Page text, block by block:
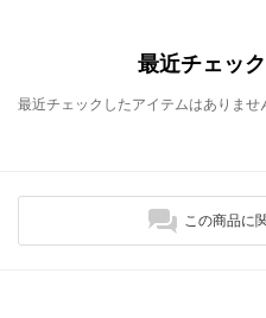
最近チェッ
最近チェックしたアイテムはありませ
この商品に